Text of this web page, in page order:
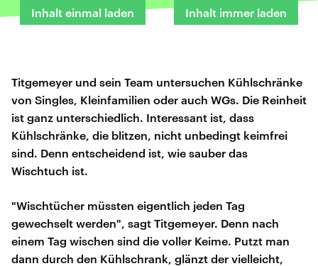
Inhalt einmal laden Inhalt immer laden
Titgemeyer und sein Team untersuchen Kühlschränke
von Singles, Kleinfamilien oder auch WGs. Die Reinheit
ist ganz unterschiedlich. Interessant ist, dass
Kühlschränke, die blitzen, nicht unbedingt keimfrei
sind. Denn entscheidend ist, wie sauber das
Wischtuch ist.
"Wischtücher müssten eigentlich jeden Tag
gewechselt werden", sagt Titgemeyer. Denn nach
einem Tag wischen sind die voller Keime. Putzt man
dann durch den Kühlschrank, glänzt der vielleicht,